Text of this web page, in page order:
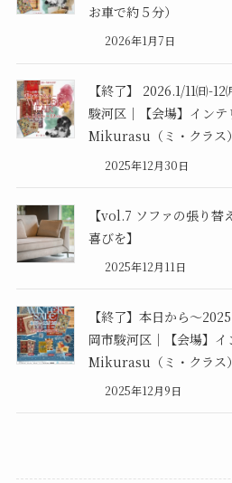
お車で約５分）
2026年1月7日
【終了】 2026.1/11㈰-
駿河区｜【会場】インテ
Mikurasu（ミ・クラス
2025年12月30日
【vol.7 ソファの張り替
喜びを】
2025年12月11日
【終了】本日から～
岡市駿河区｜【会場】
Mikurasu（ミ・クラス
2025年12月9日